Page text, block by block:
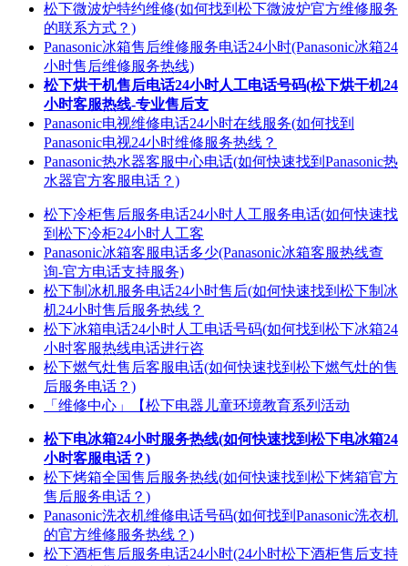
松下微波炉特约维修(如何找到松下微波炉官方维修服务
的联系方式？)
Panasonic冰箱售后维修服务电话24小时(Panasonic冰箱24
小时售后维修服务热线)
松下烘干机售后电话24小时人工电话号码(松下烘干机24
小时客服热线-专业售后支
Panasonic电视维修电话24小时在线服务(如何找到
Panasonic电视24小时维修服务热线？
Panasonic热水器客服中心电话(如何快速找到Panasonic热
水器官方客服电话？)
松下冷柜售后服务电话24小时人工服务电话(如何快速找
到松下冷柜24小时人工客
Panasonic冰箱客服电话多少(Panasonic冰箱客服热线查
询-官方电话支持服务)
松下制冰机服务电话24小时售后(如何快速找到松下制冰
机24小时售后服务热线？
松下冰箱电话24小时人工电话号码(如何找到松下冰箱24
小时客服热线电话进行咨
松下燃气灶售后客服电话(如何快速找到松下燃气灶的售
后服务电话？)
「维修中心」【松下电器儿童环境教育系列活动
松下电冰箱24小时服务热线(如何快速找到松下电冰箱24
小时客服电话？)
松下烤箱全国售后服务热线(如何快速找到松下烤箱官方
售后服务电话？)
Panasonic洗衣机维修电话号码(如何找到Panasonic洗衣机
的官方维修服务热线？)
松下酒柜售后服务电话24小时(24小时松下酒柜售后支持